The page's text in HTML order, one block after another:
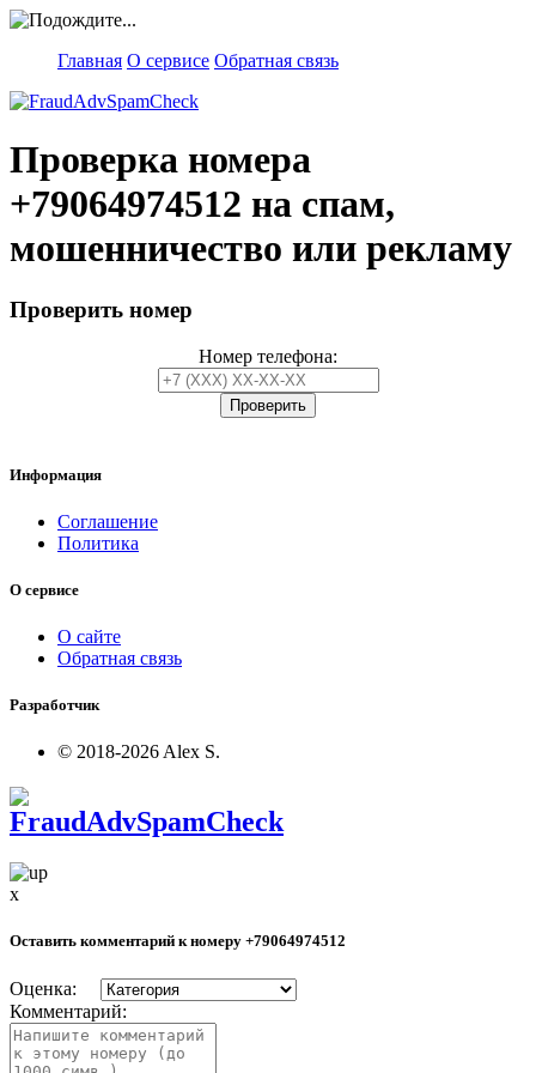
Главная О сервисе Обратная связь
Проверка номера
+79064974512 на спам,
мошенничество или рекламу
Проверить номер
Номер телефона:
Информация
Соглашение
Политика
О сервисе
О сайте
Обратная связь
Разработчик
© 2018-2026 Alex S.
x
Оставить комментарий к номеру +79064974512
Оценка:
Комментарий: